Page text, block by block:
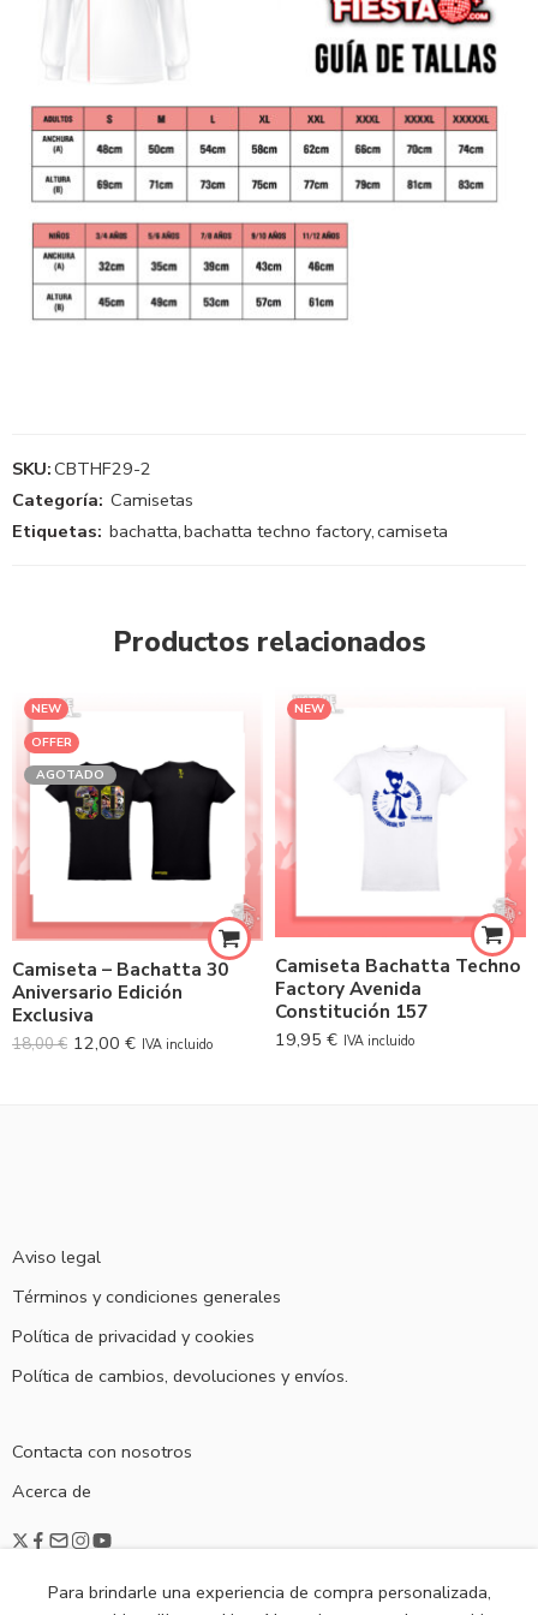
SKU:CBTHF29-2
Categoría: Camisetas
Etiquetas: bachatta,bachatta techno factory,camiseta
Productos relacionados
NEW
OFFER
AGOTADO
Camiseta – Bachatta 30
Aniversario Edición
Exclusiva
18,00€ 12,00 € IVA incluido
NEW
Camiseta Bachatta Techno
Factory Avenida
Constitución 157
19,95 € IVA incluido
Aviso legal
Términos y condiciones generales
Política de privacidad y cookies
Política de cambios, devoluciones y envíos.
Contacta con nosotros
Acerca de
Para brindarle una experiencia de compra personalizada,